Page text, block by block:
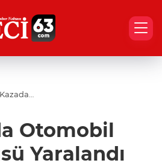
Kazada
YaralandıOtomobil
Yaralandı